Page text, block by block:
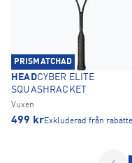
PRISMATCHAD
HEADCYBER ELITE
SQUASHRACKET
Vuxen
499 krExkluderad från